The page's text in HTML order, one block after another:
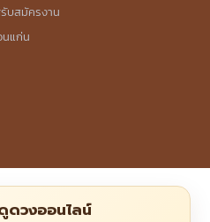
บสมัครงาน
นแก่น
ดวงออนไลน์